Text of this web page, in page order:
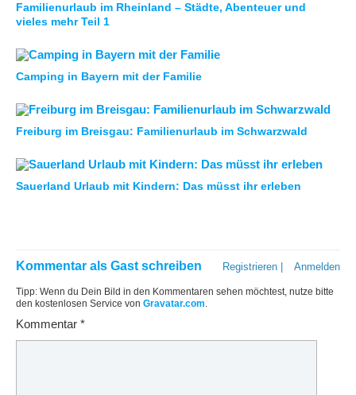
Familienurlaub im Rheinland – Städte, Abenteuer und
vieles mehr Teil 1
Camping in Bayern mit der Familie
Freiburg im Breisgau: Familienurlaub im Schwarzwald
Sauerland Urlaub mit Kindern: Das müsst ihr erleben
Anmelden
Registrieren
Kommentar als Gast schreiben
Tipp: Wenn du Dein Bild in den Kommentaren sehen möchtest, nutze bitte
den kostenlosen Service von Gravatar.com
Kommentar *